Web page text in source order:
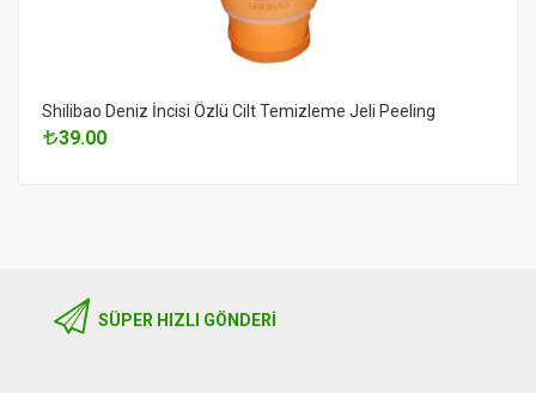
Shilibao Deniz İncisi Özlü Cilt Temizleme Jeli Peeling
39.00
SÜPER HIZLI GÖNDERI